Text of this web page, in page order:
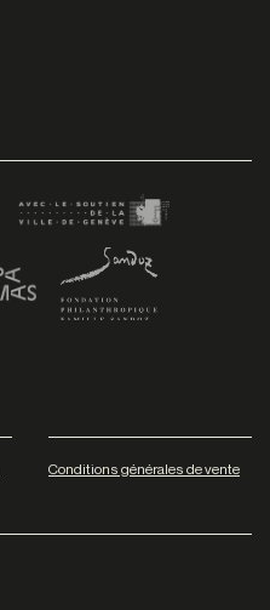
Conditions générales de vente